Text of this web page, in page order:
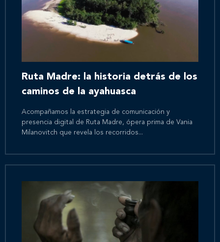
Ruta Madre: la historia detrás de los
caminos de la ayahuasca
Acompañamos la estrategia de comunicación y
presencia digital de Ruta Madre, ópera prima de Vania
Milanovitch que revela los recorridos...